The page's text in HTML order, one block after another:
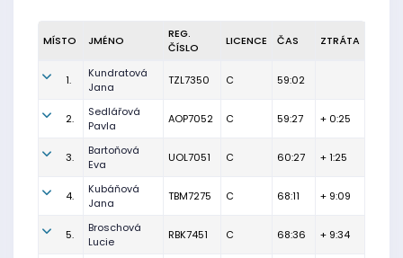
MÍSTO JMÉNO
REG.
ČÍSLO
LICENCE ČAS ZTRÁTA
1.
Kundratová
Jana
TZL7350 C 59:02
2.
Sedlářová
Pavla
AOP7052 C 59:27 + 0:25
3.
Bartoňová
Eva
UOL7051 C 60:27 + 1:25
4.
Kubáňová
Jana
TBM7275 C 68:11 + 9:09
5.
Broschová
Lucie
RBK7451 C 68:36 + 9:34